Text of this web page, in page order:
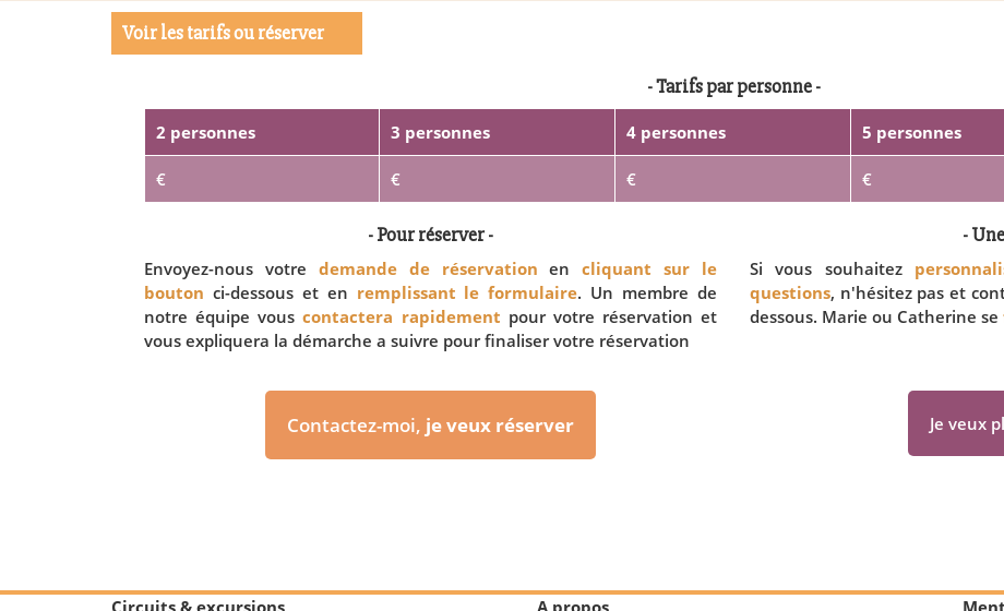
Voir les tarifs ou réserver
- Tarifs par personne -
2 personnes 3 personnes 4 personnes 5 personnes
€ € € €
- Pour réserver -
Envoyez-nous votre demande de réservation encliquant sur le
bouton ci-dessous et en remplissant le formulaire. Un membre de
notre équipe vouscontactera rapidement pour votre réservation et
vous expliquera la démarche a suivre pour finaliser votre réservation
Contactez-moi, je veux réserver
-
Si vous souhaitez
questions, n'hésitez pas et
dessous. Marie ou Catherine se
Je veux
Circuits & excursions A propos